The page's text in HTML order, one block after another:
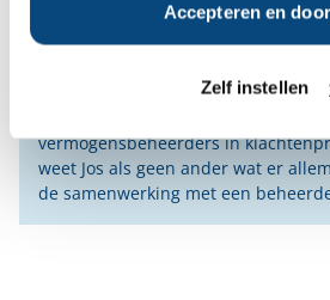
Accepteren en
Zelf instellen
vermogensbeheerder en
veel ervaring in het begeleiden van
zijn naar een vermogensbeheerder.
vermogensbeheerders in
weet Jos als geen ander wat er
de samenwerking met een